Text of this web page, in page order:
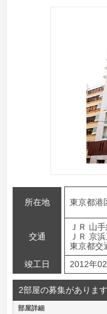
所在地 東京都港
交通
ＪＲ 山
ＪＲ 京
東京都交
竣工日
2012年
2部屋の募集があります
部屋詳細